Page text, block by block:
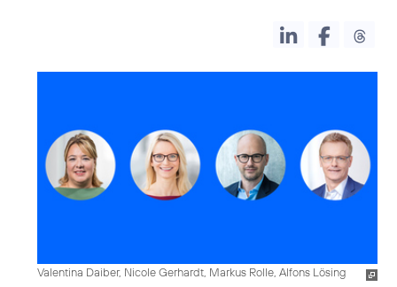
Valentina Daiber, Nicole Gerhardt, Markus Rolle, Alfons Lösing